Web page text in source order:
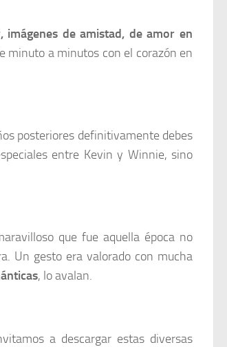
imágenes de amistad, de amor en
minuto a minutos con el corazón en
posteriores definitivamente debes
entre Kevin y Winnie, sino
que fue aquella época no
Un gesto era valorado con mucha
, lo avalan.
a descargar estas diversas